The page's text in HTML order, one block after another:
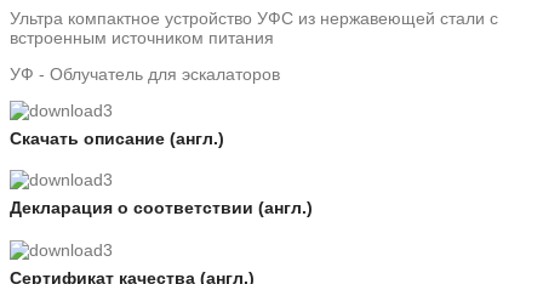
Ультра компактное устройство УФС из нержавеющей стали с
встроенным источником питания
УФ - Облучатель для эскалаторов
Скачать описание (англ.)
Декларация о соответствии (англ.)
Сертификат качества (англ.)